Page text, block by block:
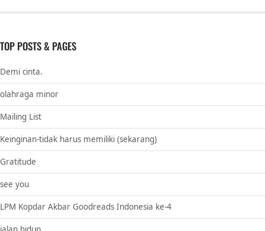
TOP POSTS & PAGES
Demi cinta.
olahraga minor
Mailing List
Keinginan-tidak harus memiliki (sekarang)
Gratitude
see you
LPM Kopdar Akbar Goodreads Indonesia ke-4